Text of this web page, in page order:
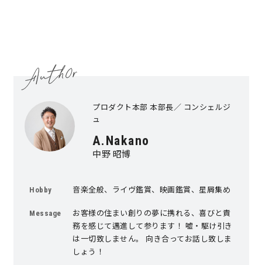
キママプラス
納得リフォームスタジオ nattoku リノベ
分譲住宅･不動産 スタッフブログ
お客さまの声
お知らせ 土地情報
近日分譲予定情報
プロダクト本部 本部長／ コンシェルジ
ュ
A.Nakano
中野 昭博
Hobby 音楽全般、ライヴ鑑賞、映画鑑賞、星屑集め
Message
お客様の住まい創りの夢に携れる、喜びと責
務を感じて邁進して参ります！ 嘘・駆け引き
は一切致しません。 向き合ってお話し致しま
しょう！